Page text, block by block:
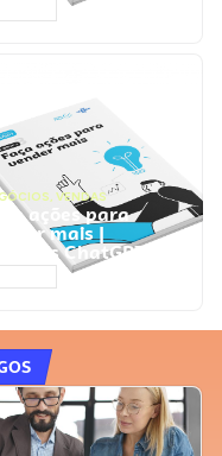
, VENDAS
ações para
mais |
ChatGPT